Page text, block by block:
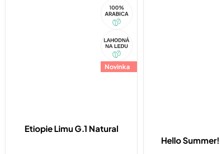
Novinka
Arabica
Etiopie Limu G.1 Natural
Hello